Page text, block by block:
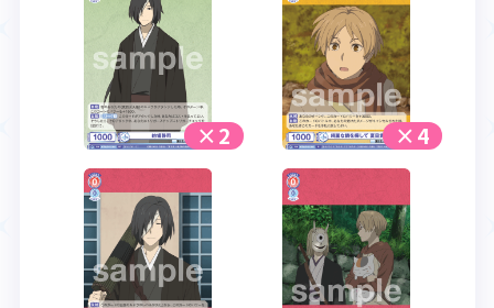
×2 ×4